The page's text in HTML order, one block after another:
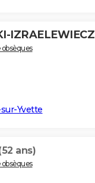
IZRAELEWIECZ
Yvette
ans)